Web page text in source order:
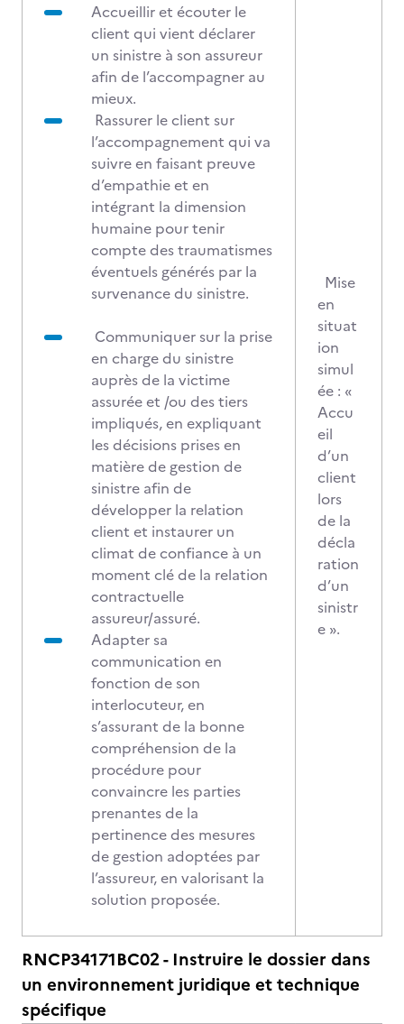
Accueillir et écouter le
client qui vient déclarer
un sinistre à son assureur
afin de l’accompagner au
mieux.
Rassurer le client sur
l’accompagnement qui va
suivre en faisant preuve
d’empathie et en
intégrant la dimension
humaine pour tenir
compte des traumatismes
éventuels générés par la
survenance du sinistre.
Communiquer sur la prise
en charge du sinistre
auprès de la victime
assurée et /ou des tiers
impliqués, en expliquant
les décisions prises en
matière de gestion de
sinistre afin de
développer la relation
client et instaurer un
climat de confiance à un
moment clé de la relation
contractuelle
assureur/assuré.
Adapter sa
communication en
fonction de son
interlocuteur, en
s’assurant de la bonne
compréhension de la
procédure pour
convaincre les parties
prenantes de la
pertinence des mesures
de gestion adoptées par
l’assureur, en valorisant la
solution proposée.
Mise
en
situat
ion
simul
ée : «
Accu
eil
d’un
client
lors
de la
décla
ration
d’un
sinistr
e ».
RNCP34171BC02 - Instruire le dossier dans
un environnement juridique et technique
spécifique